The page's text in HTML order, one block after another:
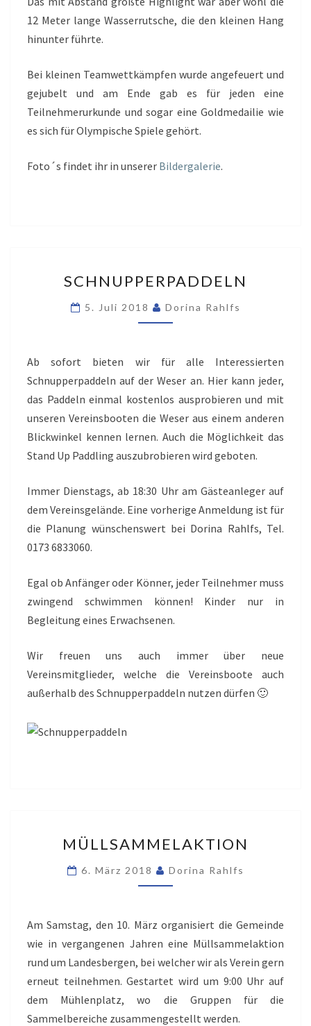
12 Meter lange Wasserrutsche, die den kleinen Hang
hinunter führte.
Bei kleinen Teamwettkämpfen wurde angefeuert und
gejubelt und am Ende gab es für jeden eine
Teilnehmerurkunde und sogar eine Goldmedailie wie
es sich für Olympische Spiele gehört.
Foto´s findet ihr in unserer Bildergalerie.
SCHNUPPERPADDELN
5. Juli 2018 Dorina Rahlfs
Ab sofort bieten wir für alle Interessierten
Schnupperpaddeln auf der Weser an. Hier kann jeder,
das Paddeln einmal kostenlos ausprobieren und mit
unseren Vereinsbooten die Weser aus einem anderen
Blickwinkel kennen lernen. Auch die Möglichkeit das
Stand Up Paddling auszubrobieren wird geboten.
Immer Dienstags, ab 18:30 Uhr am Gästeanleger auf
dem Vereinsgelände. Eine vorherige Anmeldung ist für
die Planung wünschenswert bei Dorina Rahlfs, Tel.
0173 6833060.
Egal ob Anfänger oder Könner, jeder Teilnehmer muss
zwingend schwimmen können! Kinder nur in
Begleitung eines Erwachsenen.
Wir freuen uns auch immer über neue
Vereinsmitglieder, welche die Vereinsboote auch
außerhalb des Schnupperpaddeln nutzen dürfen 🙂
MÜLLSAMMELAKTION
6. März 2018 Dorina Rahlfs
Am Samstag, den 10. März organisiert die Gemeinde
wie in vergangenen Jahren eine Müllsammelaktion
rund um Landesbergen, bei welcher wir als Verein gern
erneut teilnehmen. Gestartet wird um 9:00 Uhr auf
dem Mühlenplatz, wo die Gruppen für die
Sammelbereiche zusammengestellt werden.